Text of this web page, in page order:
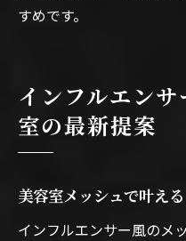
すめです。
インフルエン
室の最新提案
美容室メッシュで叶え
インフルエンサー風のメ